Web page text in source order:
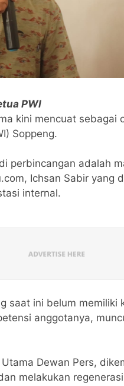
PWI
kini mencuat sebagai
Soppeng.
perbincangan adalah
Ichsan Sabir yang
internal.
saat ini belum
anggotanya,
Dewan Pers,
melakukan